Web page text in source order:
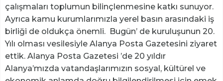
çalışmaları toplumun bilinçlenmesine katkı sunuyor.
Ayrıca kamu kurumlarımızla yerel basın arasındaki iş
birliği de oldukça önemli. Bugün’ de kuruluşunun 20.
Yılı olması vesilesiyle Alanya Posta Gazetesini ziyaret
ettik. Alanya Posta Gazetesi ’de 20 yıldır
Alanya’mızda vatandaşlarımızın sosyal, kültürel ve